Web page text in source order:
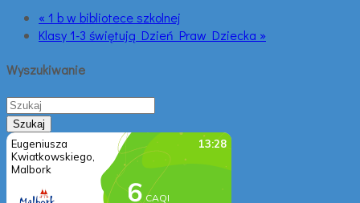
« 1 b w bibliotece szkolnej
Klasy 1-3 świętują Dzień Praw Dziecka »
Wyszukiwanie